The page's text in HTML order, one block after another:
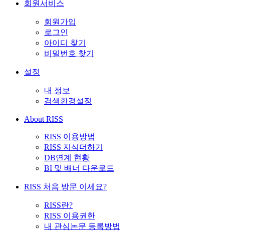
회원서비스
회원가입
로그인
아이디 찾기
비밀번호 찾기
설정
내 정보
검색환경설정
About RISS
RISS 이용방법
RISS 지식더하기
DB연계 현황
BI 및 배너 다운로드
RISS 처음 방문 이세요?
RISS란?
RISS 이용권한
내 관심논문 등록방법